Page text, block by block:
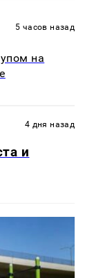
5 часов назад
на
4 дня назад
и